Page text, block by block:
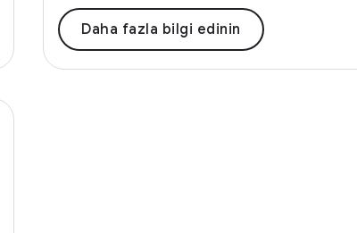
Daha fazla bilgi edinin